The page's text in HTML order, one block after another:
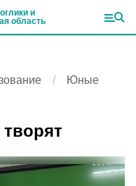
и
область
Юные